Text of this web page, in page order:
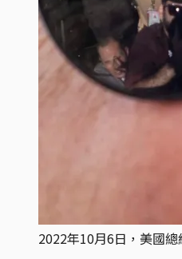
2022年10月6日，美國